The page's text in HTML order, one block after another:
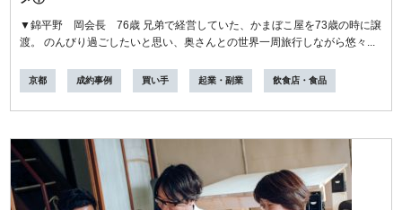
▼錦平野 岡会長 76歳 兄弟で経営していた、かまぼこ屋を73歳の時に譲
渡。 のんびり過ごしたいと思い、奥さんとの世界一周旅行しながら悠々...
京都 成約事例 買い手 起業・副業 飲食店・食品